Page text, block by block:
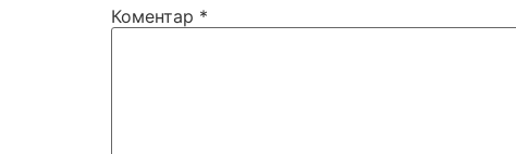
Коментар *